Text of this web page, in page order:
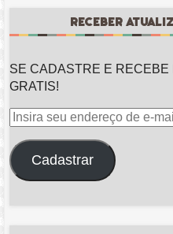
RECEBER
SE CADASTRE E RECEBE
GRATIS!
Insira
endereço
de
Cadastrar